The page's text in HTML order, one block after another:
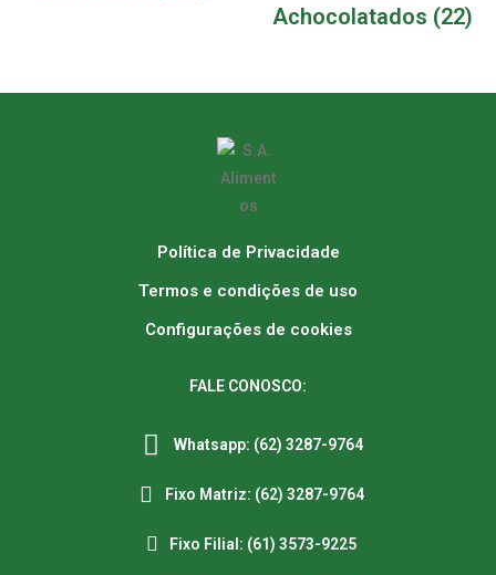
Achocolatados (22)
Política de Privacidade
Termos e condições de uso
Configurações de cookies
FALE CONOSCO:
Whatsapp: (62) 3287-9764
Fixo Matriz: (62) 3287-9764
Fixo Filial: (61) 3573-9225